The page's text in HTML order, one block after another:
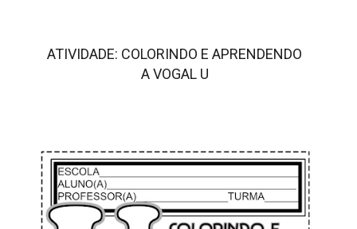
ATIVIDADE: COLORINDO E APRENDENDO
A VOGAL U